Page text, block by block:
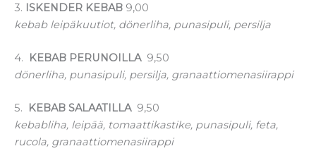
3. ISKENDER KEBAB 9,00
kebab leipäkuutiot, dönerliha, punasipuli, persilja
4. KEBAB PERUNOILLA9,50
dönerliha, punasipuli, persilja, granaattiomenasiirappi
5. KEBAB SALAATILLA9,50
kebabliha, leipää, tomaattikastike, punasipuli, feta,
rucola, granaattiomenasiirappi